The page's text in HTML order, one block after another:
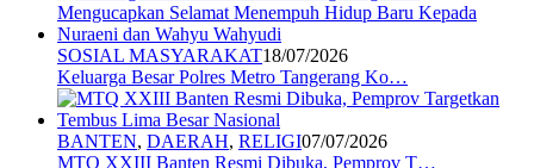
SOSIAL MASYARAKAT18/07/2026
Keluarga Besar Polres Metro Tangerang Ko…
BANTEN, DAERAH, RELIGI07/07/2026
MTQ XXIII Banten Resmi Dibuka, Pemprov T…